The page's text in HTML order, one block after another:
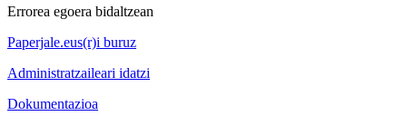
Errorea egoera bidaltzean
Paperjale.eus(r)i buruz
Administratzaileari idatzi
Dokumentazioa